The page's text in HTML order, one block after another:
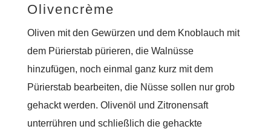
Olivencrème
Oliven mit den Gewürzen und dem Knoblauch mit
dem Pürierstab pürieren, die Walnüsse
hinzufügen, noch einmal ganz kurz mit dem
Pürierstab bearbeiten, die Nüsse sollen nur grob
gehackt werden. Olivenöl und Zitronensaft
unterrühren und schließlich die gehackte